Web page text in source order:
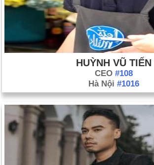
Ngày 19-3 năm 1853:
Trong cuộc nổi dậy
Quốc, quân nổi dậy đã chiếm được Nam
T'en-ching (Thiên đô).
Ngày 19-3 năm 1920:
Thượng viện Hoa
Hiệp ước Versailles lần thứ hai.
Cơ quan lập pháp
Ngày 19-3 năm 1953:Lễ trao giải Oscar
truyền hình.
Ngày 19-3 năm 1996:Sarajevo trở thành
nhất trở lại sau 4 năm khi chính quyền
quyền kiểm soát quận cuối cùng do người
HUỲNH VŨ TIẾN
CEO #108
Hà Nội #1016